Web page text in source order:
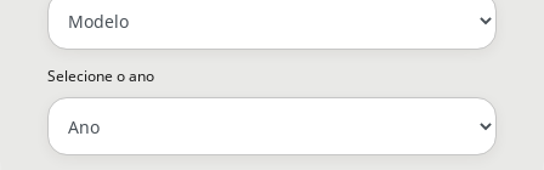
Selecione o ano